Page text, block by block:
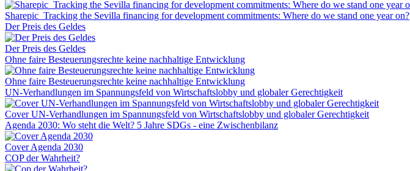
Sharepic_Tracking the Sevilla financing for development commitments: Where do we stand one year on?
Der Preis des Geldes
Der Preis des Geldes
Ohne faire Besteuerungsrechte keine nachhaltige Entwicklung
Ohne faire Besteuerungsrechte keine nachhaltige Entwicklung
UN-Verhandlungen im Spannungsfeld von Wirtschaftslobby und globaler Gerechtigkeit
Cover UN-Verhandlungen im Spannungsfeld von Wirtschaftslobby und globaler Gerechtigkeit
Agenda 2030: Wo steht die Welt? 5 Jahre SDGs - eine Zwischenbilanz
Cover Agenda 2030
COP der Wahrheit?